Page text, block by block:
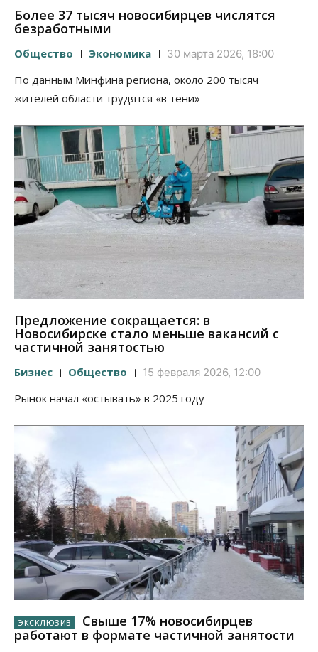
Более 37 тысяч новосибирцев числятся
безработными
Общество Экономика 30 марта 2026, 18:00
По данным Минфина региона, около 200 тысяч
жителей области трудятся «в тени»
Предложение сокращается: в
Новосибирске стало меньше вакансий с
частичной занятостью
Бизнес Общество 15 февраля 2026, 12:00
Рынок начал «остывать» в 2025 году
Свыше 17% новосибирцев
работают в формате частичной занятости